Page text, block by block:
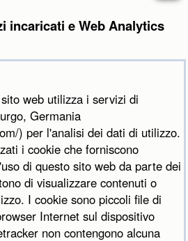
incaricati e Web Analytics
web utilizza i servizi di
Germania
) per l'analisi dei dati di utilizzo.
i cookie che forniscono
di questo sito web da parte dei
di visualizzare contenuti o
I cookie sono piccoli file di
Internet sul dispositivo
non contengono alcuna